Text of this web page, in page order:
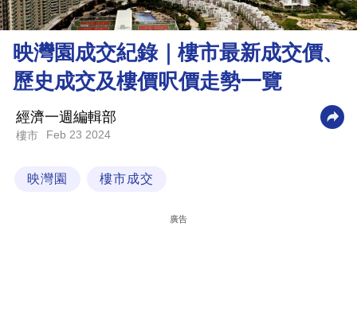
市
理
財
商
業
科
映灣園成交紀錄｜樓市最新成交價、
歷史成交及樓價呎價走勢一覽
經濟一週編輯部
樓市 Feb 23 2024
映灣園 樓市成交
廣告